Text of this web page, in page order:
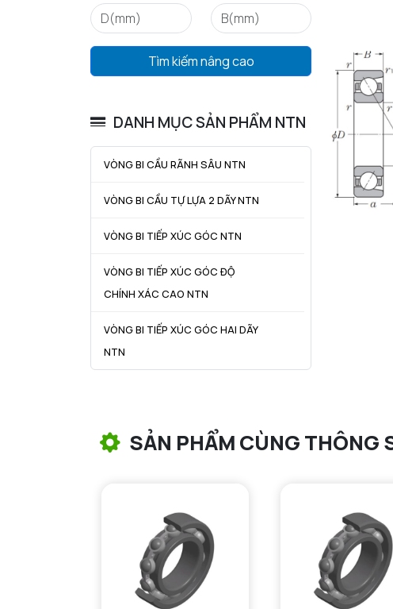
Tìm kiếm nâng cao
DANH MỤC SẢN PHẨM NTN
VÒNG BI CẦU RÃNH SÂU NTN
VÒNG BI CẦU TỰ LỰA 2 DÃY NTN
VÒNG BI TIẾP XÚC GÓC NTN
VÒNG BI TIẾP XÚC GÓC ĐỘ
CHÍNH XÁC CAO NTN
VÒNG BI TIẾP XÚC GÓC HAI DÃY
NTN
VÒNG BI ĐŨA TRỤ NTN
VÒNG BI KIM NTN
VÒNG BI CHẶN TRỤC NTN
SẢN PHẨM CÙNG THÔNG